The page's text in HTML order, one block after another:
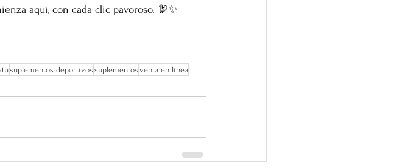
aquí, con cada clic pavoroso. 🦃✨
suplementos deportivos suplementos venta en línea